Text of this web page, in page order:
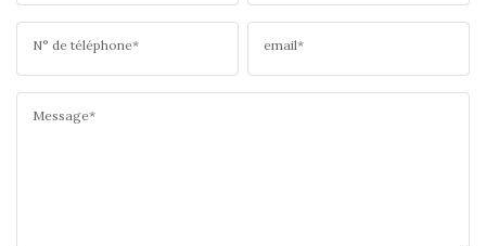
N° de téléphone* email*
Message*